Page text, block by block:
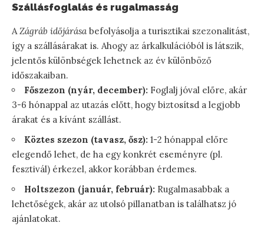
Szállásfoglalás és rugalmasság
AZágráb időjárása befolyásolja a turisztikai szezonalitást,
így a szállásárakat is. Ahogy az árkalkulációból is látszik,
jelentős különbségek lehetnek az év különböző
időszakaiban.
Főszezon (nyár, december): Foglalj jóval előre, akár
3-6 hónappal az utazás előtt, hogy biztosítsd a legjobb
árakat és a kívánt szállást.
Köztes szezon (tavasz, ősz): 1-2 hónappal előre
elegendő lehet, de ha egy konkrét eseményre (pl.
fesztivál) érkezel, akkor korábban érdemes.
Holtszezon (január, február): Rugalmasabbak a
lehetőségek, akár az utolsó pillanatban is találhatsz jó
ajánlatokat.